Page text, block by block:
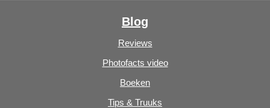
Blog
Reviews
Photofacts video
Boeken
Tips & Truuks